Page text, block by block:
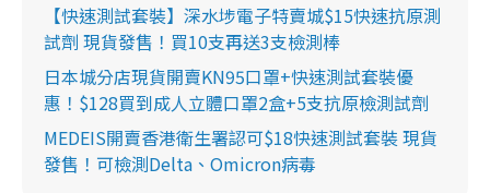
【快速測試套裝】深水埗電子特賣城$15快速抗原測
試劑 現貨發售！買10支再送3支檢測棒
日本城分店現貨開賣KN95口罩+快速測試套裝優
惠！$128買到成人立體口罩2盒+5支抗原檢測試劑
MEDEIS開賣香港衛生署認可$18快速測試套裝 現貨
發售！可檢測Delta、Omicron病毒